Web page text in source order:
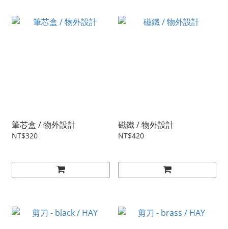
筆芯盒 / 物外設計
NT$320
磁鐵 / 物外設計
NT$420